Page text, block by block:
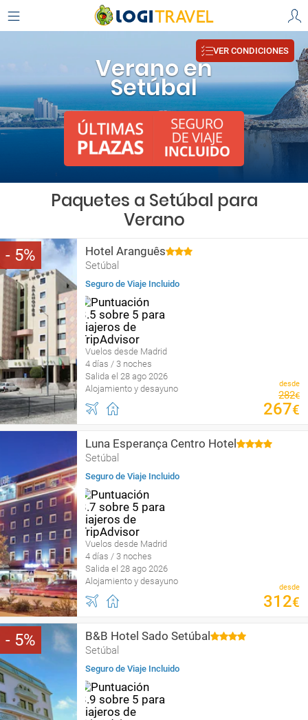
Verano en
Setúbal
VER CONDICIONES
Paquetes a Setúbal para
Verano
5 Hotel Aranguês
Setúbal
Seguro de Viaje Incluido
Vuelos desde Madrid
4 días / 3 noches
Salida el 28 ago 2026
Alojamiento y desayuno
desde
282€
267€
Luna Esperança Centro Hotel
Setúbal
Seguro de Viaje Incluido
Vuelos desde Madrid
4 días / 3 noches
Salida el 28 ago 2026
Alojamiento y desayuno
desde
312€
5 B&B Hotel Sado Setúbal
Setúbal
Seguro de Viaje Incluido